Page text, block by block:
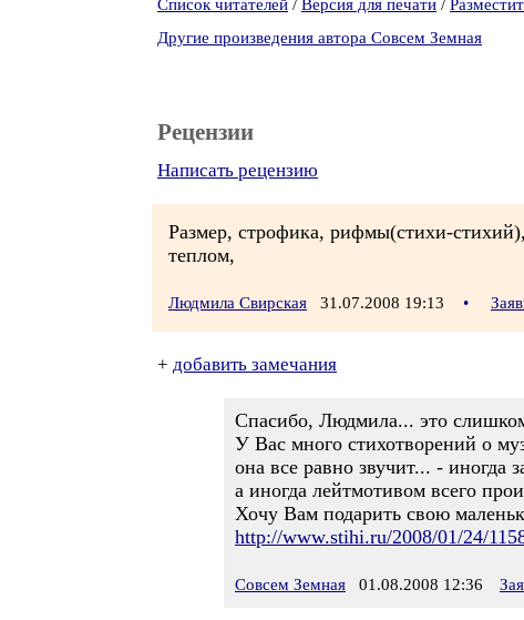
Список читателей / Версия для печати /
Другие произведения автора Совсем Земная
Рецензии
Написать рецензию
Размер, строфика, рифмы(стихи-
теплом,
Людмила Свирская 31.07.2008 19:13 •
+ добавить замечания
Спасибо, Людмила... это
У Вас много стихотворений о
она все равно звучит... - иногда
а иногда лейтмотивом всего
Хочу Вам подарить свою
http://www.stihi.ru/2008/01/24/
Совсем Земная 01.08.2008 12:36